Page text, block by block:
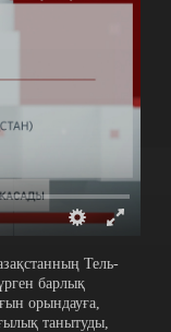
Тель-
барлық
орындауға,
танытуды,